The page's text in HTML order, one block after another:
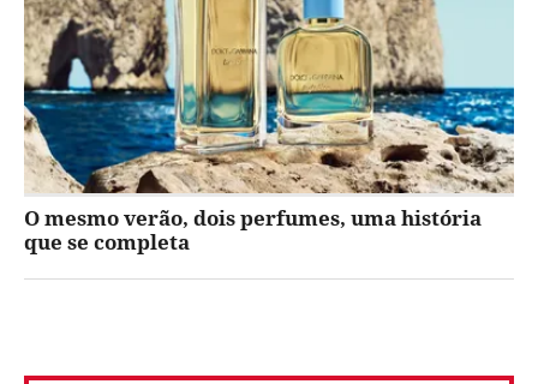
O mesmo verão, dois perfumes, uma história
que se completa